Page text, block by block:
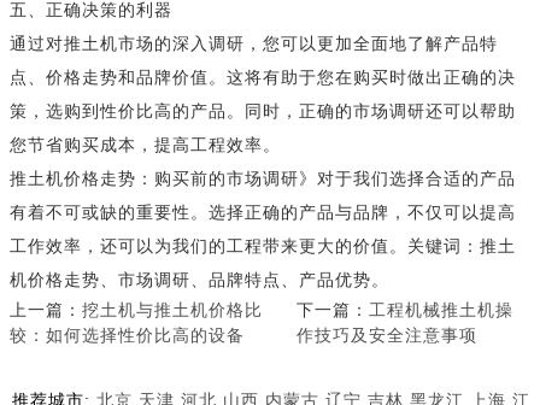
五、正确决策的利器
通过对推土机市场的深入调研，您可以更加全面地了解产品特
点、价格走势和品牌价值。这将有助于您在购买时做出正确的决
策，选购到性价比高的产品。同时，正确的市场调研还可以帮助
您节省购买成本，提高工程效率。
推土机价格走势：购买前的市场调研》对于我们选择合适的产品
有着不可或缺的重要性。选择正确的产品与品牌，不仅可以提高
工作效率，还可以为我们的工程带来更大的价值。关键词：推土
机价格走势、市场调研、品牌特点、产品优势。
上一篇： 挖土机与推土机价格比
较：如何选择性价比高的设备
下一篇： 工程机械推土机操
作技巧及安全注意事项
推荐城市: 北京 天津 河北 山西 内蒙古 辽宁 吉林 黑龙江 上海 江